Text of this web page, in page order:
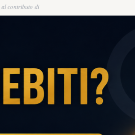
contributo di